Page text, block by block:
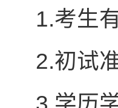
1.考生
2.初试